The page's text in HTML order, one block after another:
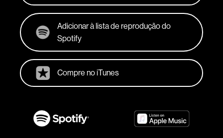
Adicionar à lista de reprodução do
Spotify
Compre no iTunes